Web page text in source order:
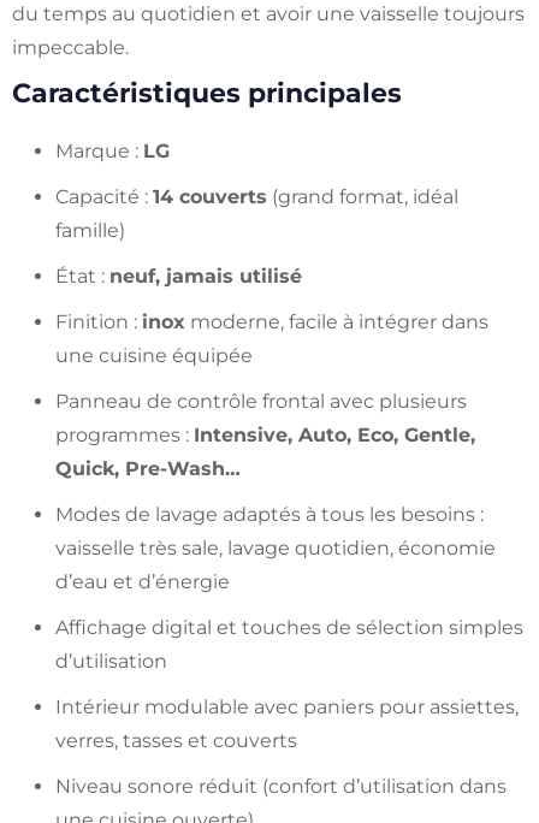
du temps au quotidien et avoir une vaisselle toujours
impeccable.
Caractéristiques principales
Marque : LG
Capacité : 14 couverts (grand format, idéal
famille)
État : neuf, jamais utilisé
Finition : inox moderne, facile à intégrer dans
une cuisine équipée
Panneau de contrôle frontal avec plusieurs
programmes : Intensive, Auto, Eco, Gentle,
Quick, Pre-Wash…
Modes de lavage adaptés à tous les besoins :
vaisselle très sale, lavage quotidien, économie
d’eau et d’énergie
Affichage digital et touches de sélection simples
d’utilisation
Intérieur modulable avec paniers pour assiettes,
verres, tasses et couverts
Niveau sonore réduit (confort d’utilisation dans